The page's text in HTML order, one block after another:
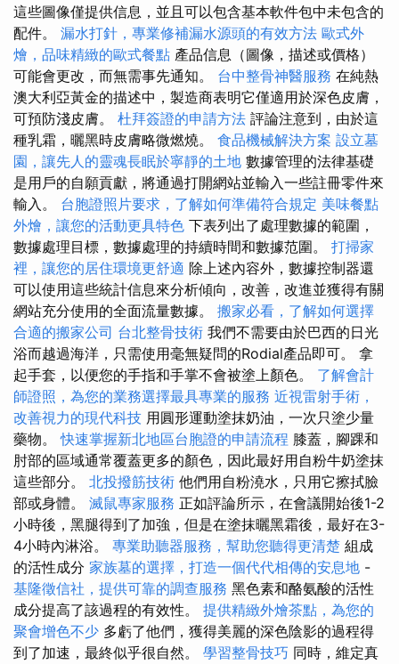
這些圖像僅提供信息，並且可以包含基本軟件包中未包含的
配件。 漏水打針，專業修補漏水源頭的有效方法 歐式外
燴，品味精緻的歐式餐點 產品信息（圖像，描述或價格）
可能會更改，而無需事先通知。 台中整骨神醫服務 在純熱
澳大利亞黃金的描述中，製造商表明它僅適用於深色皮膚，
可預防淺皮膚。 杜拜簽證的申請方法 評論注意到，由於這
種乳霜，曬黑時皮膚略微燃燒。 食品機械解決方案 設立墓
園，讓先人的靈魂長眠於寧靜的土地 數據管理的法律基礎
是用戶的自願貢獻，將通過打開網站並輸入一些註冊零件來
輸入。 台胞證照片要求，了解如何準備符合規定 美味餐點
外燴，讓您的活動更具特色 下表列出了處理數據的範圍，
數據處理目標，數據處理的持續時間和數據范圍。 打掃家
裡，讓您的居住環境更舒適 除上述內容外，數據控制器還
可以使用這些統計信息來分析傾向，改善，改進並獲得有關
網站充分使用的全面流量數據。 搬家必看，了解如何選擇
合適的搬家公司 台北整骨技術 我們不需要由於巴西的日光
浴而越過海洋，只需使用毫無疑問的Rodial產品即可。 拿
起手套，以便您的手指和手掌不會被塗上顏色。 了解會計
師證照，為您的業務選擇最具專業的服務 近視雷射手術，
改善視力的現代科技 用圓形運動塗抹奶油，一次只塗少量
藥物。快速掌握新北地區台胞證的申請流程 膝蓋，腳踝和
肘部的區域通常覆蓋更多的顏色，因此最好用自粉牛奶塗抹
這些部分。 北投撥筋技術 他們用自粉澆水，只用它擦拭臉
部或身體。 滅鼠專家服務 正如評論所示，在會議開始後1-2
小時後，黑腿得到了加強，但是在塗抹曬黑霜後，最好在3-
4小時內淋浴。 專業助聽器服務，幫助您聽得更清楚 組成
的活性成分 家族墓的選擇，打造一個代代相傳的安息地 -
基隆徵信社，提供可靠的調查服務 黑色素和酪氨酸的活性
成分提高了該過程的有效性。 提供精緻外燴茶點，為您的
聚會增色不少 多虧了他們，獲得美麗的深色陰影的過程得
到了加速，最終似乎很自然。 學習整骨技巧 同時，維定真